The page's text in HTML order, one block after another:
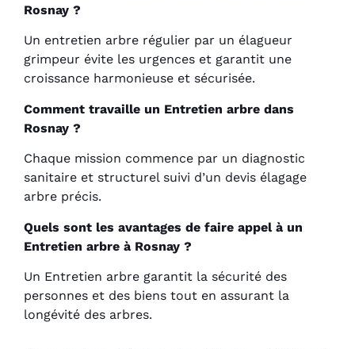
Rosnay ?
Un entretien arbre régulier par un élagueur
grimpeur évite les urgences et garantit une
croissance harmonieuse et sécurisée.
Comment travaille un Entretien arbre dans
Rosnay ?
Chaque mission commence par un diagnostic
sanitaire et structurel suivi d’un devis élagage
arbre précis.
Quels sont les avantages de faire appel à un
Entretien arbre à Rosnay ?
Un Entretien arbre garantit la sécurité des
personnes et des biens tout en assurant la
longévité des arbres.